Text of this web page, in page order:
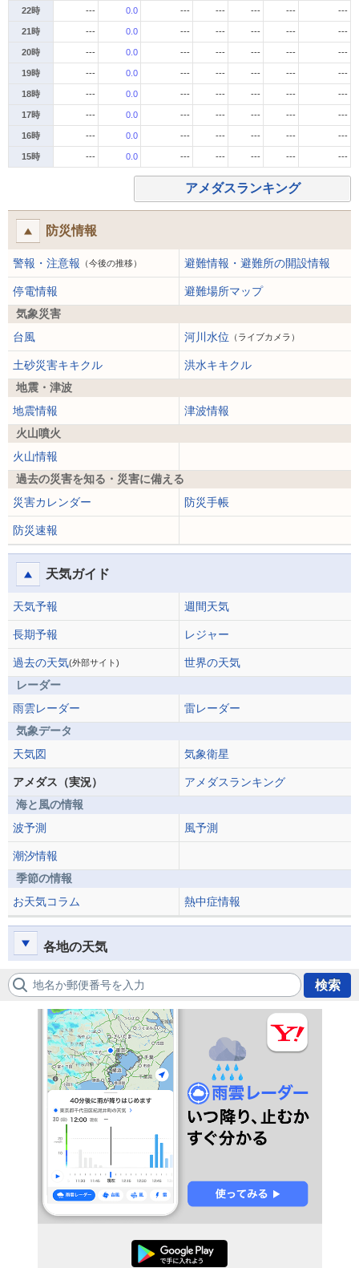
22時 --- 0.0 --- --- --- --- ---
21時 --- 0.0 --- --- --- --- ---
20時 --- 0.0 --- --- --- --- ---
19時 --- 0.0 --- --- --- --- ---
18時 --- 0.0 --- --- --- --- ---
17時 --- 0.0 --- --- --- --- ---
16時 --- 0.0 --- --- --- --- ---
15時 --- 0.0 --- --- --- --- ---
アメダスランキング
防災情報
警報・注意報 （今後の推移） 避難情報・避難所の開設情報
停電情報
避難場所マップ
気象災害
台風
河川水位 （ライブカメラ）
土砂災害キキクル
洪水キキクル
地震・津波
地震情報
津波情報
火山噴火
火山情報
過去の災害を知る・災害に備える
災害カレンダー
防災手帳
防災速報
天気ガイド
天気予報 週間天気
長期予報 レジャー
過去の天気(外部サイト)
世界の天気
レーダー
雨雲レーダー
雷レーダー
気象データ
天気図
気象衛星
アメダス（実況）
アメダスランキング
海と風の情報
波予測
風予測
潮汐情報
季節の情報
お天気コラム
熱中症情報
各地の天気
地名か郵便番号を入力 検索